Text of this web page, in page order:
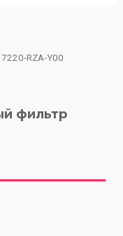
RZA-Y00
фильтр